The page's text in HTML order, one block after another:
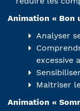
Animation « Bon
Analyser
excessive
Maitriser
Animation «